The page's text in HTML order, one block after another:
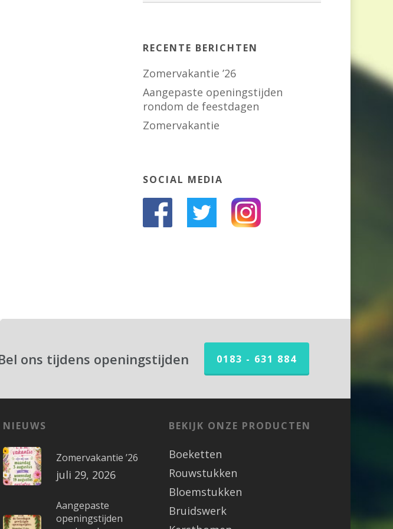
RECENTE BERICHTEN
Zomervakantie ’26
Aangepaste openingstijden
rondom de feestdagen
Zomervakantie
SOCIAL MEDIA
ons tijdens openingstijden 0183 - 631 884
NIEUWS
Zomervakantie ’26
juli 29, 2026
Aangepaste
openingstijden
BEKIJK ONZE PRODUCTEN
Boeketten
Rouwstukken
Bloemstukken
Bruidswerk